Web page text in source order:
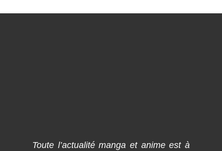
Toute l’actualité manga et anime est à